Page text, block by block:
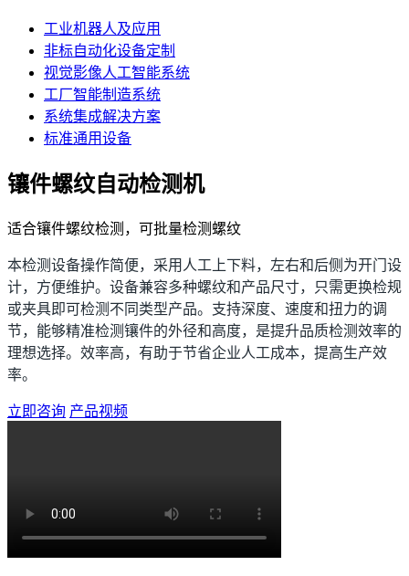
工业机器人及应用
非标自动化设备定制
视觉影像人工智能系统
工厂智能制造系统
系统集成解决方案
标准通用设备
镶件螺纹自动检测机
适合镶件螺纹检测，可批量检测螺纹
本检测设备操作简便，采用人工上下料，左右和后侧为开门设
计，方便维护。设备兼容多种螺纹和产品尺寸，只需更换检规
或夹具即可检测不同类型产品。支持深度、速度和扭力的调
节，能够精准检测镶件的外径和高度，是提升品质检测效率的
理想选择。效率高，有助于节省企业人工成本，提高生产效
率。
立即咨询 产品视频